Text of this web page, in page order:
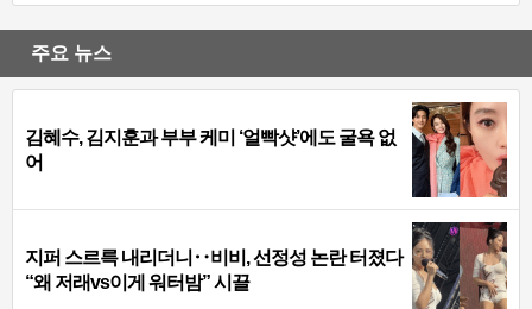
주요 뉴스
김혜수, 김지훈과 부부 케미 ‘얼빡샷’에도 굴욕 없
어
지퍼 스르륵 내리더니‥비비, 선정성 논란 터졌다
“왜 저래vs이게 워터밤” 시끌